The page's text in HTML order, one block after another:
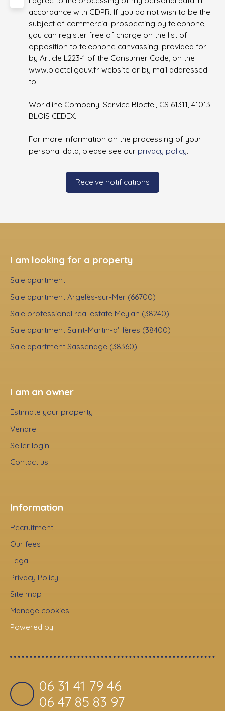
accordance with GDPR. If you do not wish to be the
subject of commercial prospecting by telephone,
you can register free of charge on the list of
opposition to telephone canvassing, provided for
by Article L223-1 of the Consumer Code, on the
www.bloctel.gouv.fr website or by mail addressed
to:
Worldline Company, Service Bloctel, CS 61311, 41013
BLOIS CEDEX.
For more information on the processing of your
personal data, please see our privacy policy.
Receive notifications
I am looking for a property
Sale apartment
Sale apartment Argelès-sur-Mer (66700)
Sale professional real estate Meylan (38240)
Sale apartment Saint-Martin-d'Hères (38400)
Sale apartment Sassenage (38360)
I am an owner
Estimate your property
Vendre
Seller login
Contact us
Information
Recruitment
Our fees
Legal
Privacy Policy
Site map
Manage cookies
Powered by
06 31 41 79 46
06 47 85 83 97